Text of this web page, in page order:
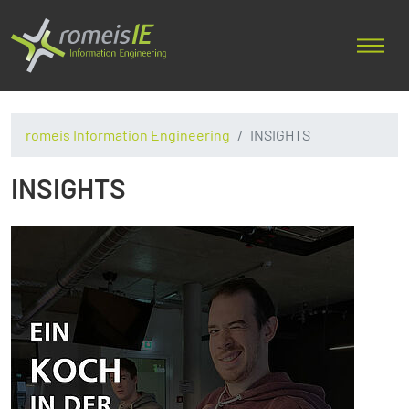
romeis Information Engineering INSIGHTS
INSIGHTS